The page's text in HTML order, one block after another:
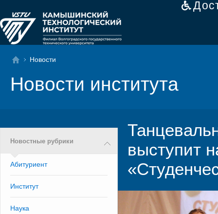
Новости
Новости института
Новостные рубрики
Абитуриент
Институт
Наука
выступит